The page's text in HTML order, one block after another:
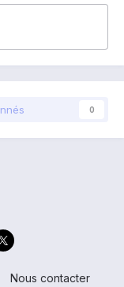
0
Nous contacter